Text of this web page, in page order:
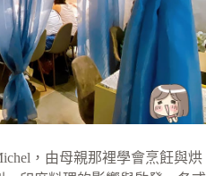
，由母親那裡學會烹飪與烘